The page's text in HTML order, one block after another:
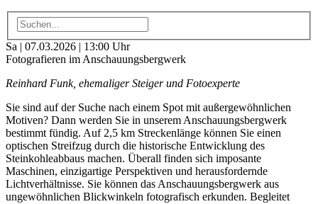
Sa | 07.03.2026 | 13:00 Uhr
Fotografieren im Anschauungsbergwerk
Reinhard Funk, ehemaliger Steiger und Fotoexperte
Sie sind auf der Suche nach einem Spot mit außergewöhnlichen
Motiven? Dann werden Sie in unserem Anschauungsbergwerk
bestimmt fündig. Auf 2,5 km Streckenlänge können Sie einen
optischen Streifzug durch die historische Entwicklung des
Steinkohleabbaus machen. Überall finden sich imposante
Maschinen, einzigartige Perspektiven und herausfordernde
Lichtverhältnisse. Sie können das Anschauungsbergwerk aus
ungewöhnlichen Blickwinkeln fotografisch erkunden. Begleitet